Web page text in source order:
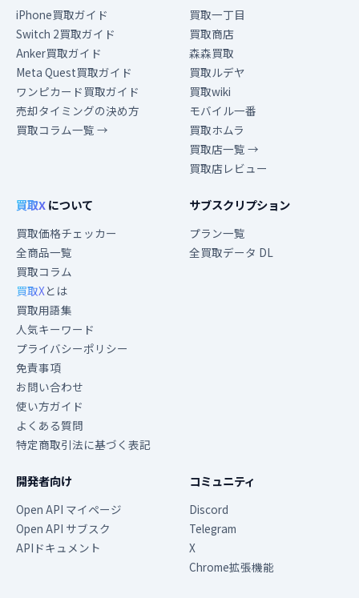
iPhone買取ガイド
Switch 2買取ガイド
Anker買取ガイド
Meta Quest買取ガイド
ワンピカード買取ガイド
売却タイミングの決め方
買取コラム一覧 →
買取一丁目
買取商店
森森買取
買取ルデヤ
買取wiki
モバイル一番
買取ホムラ
買取店一覧 →
買取店レビュー
買取Xについて
買取価格チェッカー
全商品一覧
買取コラム
買取Xとは
買取用語集
人気キーワード
プライバシーポリシー
免責事項
お問い合わせ
使い方ガイド
よくある質問
特定商取引法に基づく表記
サブスクリプション
プラン一覧
全買取データ DL
開発者向け
Open API マイページ
Open API サブスク
APIドキュメント
コミュニティ
Discord
Telegram
X
Chrome拡張機能